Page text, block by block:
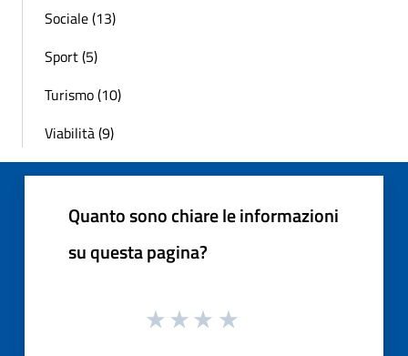
Sociale (13)
Sport (5)
Turismo (10)
Viabilità (9)
Quanto sono chiare le informazioni
su questa pagina?